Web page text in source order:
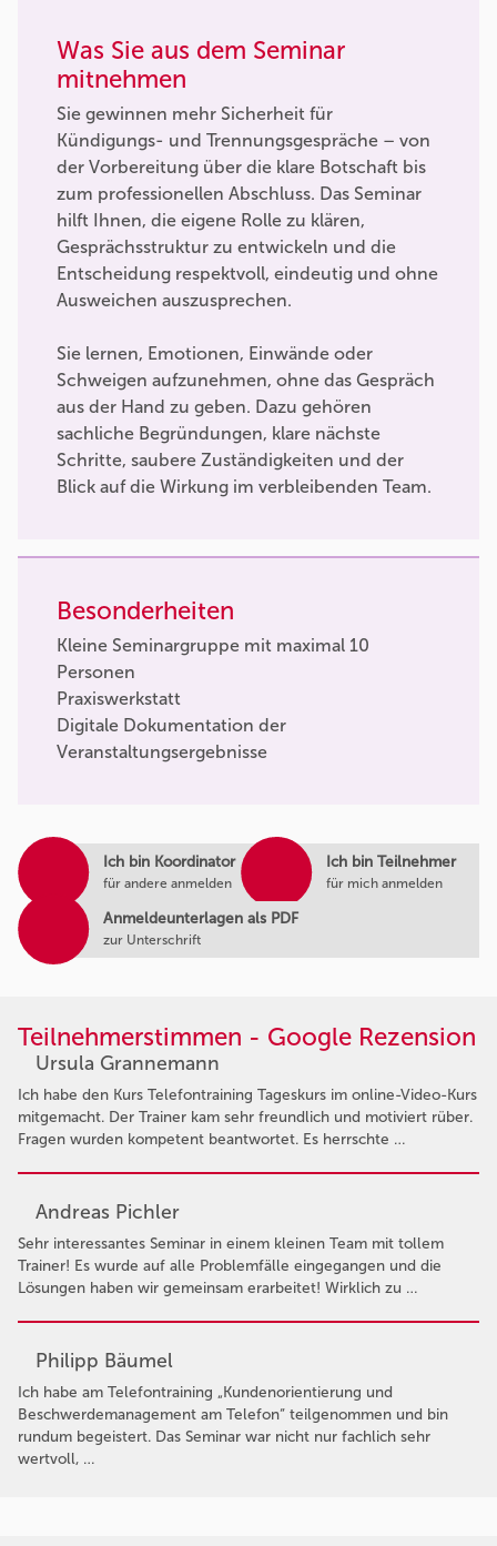
Ich bin Koordinator
für andere anmelden
Ich bin Teilnehmer
für mich anmelden
Anmeldeunterlagen als PDF
zur Unterschrift
Was Sie aus dem Seminar
mitnehmen
Sie gewinnen mehr Sicherheit für
Kündigungs- und Trennungsgespräche – von
der Vorbereitung über die klare Botschaft bis
zum professionellen Abschluss. Das Seminar
hilft Ihnen, die eigene Rolle zu klären,
Gesprächsstruktur zu entwickeln und die
Entscheidung respektvoll, eindeutig und ohne
Ausweichen auszusprechen.
Sie lernen, Emotionen, Einwände oder
Schweigen aufzunehmen, ohne das Gespräch
aus der Hand zu geben. Dazu gehören
sachliche Begründungen, klare nächste
Schritte, saubere Zuständigkeiten und der
Blick auf die Wirkung im verbleibenden Team.
Besonderheiten
Kleine Seminargruppe mit maximal 10
Personen
Praxiswerkstatt
Digitale Dokumentation der
Veranstaltungsergebnisse
Teilnehmerstimmen - Google Rezension
Ursula Grannemann
Ich habe den Kurs Telefontraining Tageskurs im online-Video-Kurs
mitgemacht. Der Trainer kam sehr freundlich und motiviert rüber.
Fragen wurden kompetent beantwortet. Es herrschte …
Andreas Pichler
Sehr interessantes Seminar in einem kleinen Team mit tollem
Trainer! Es wurde auf alle Problemfälle eingegangen und die
Lösungen haben wir gemeinsam erarbeitet! Wirklich zu …
Philipp Bäumel
Ich habe am Telefontraining „Kundenorientierung und
Beschwerdemanagement am Telefon“ teilgenommen und bin
rundum begeistert. Das Seminar war nicht nur fachlich sehr
wertvoll, …